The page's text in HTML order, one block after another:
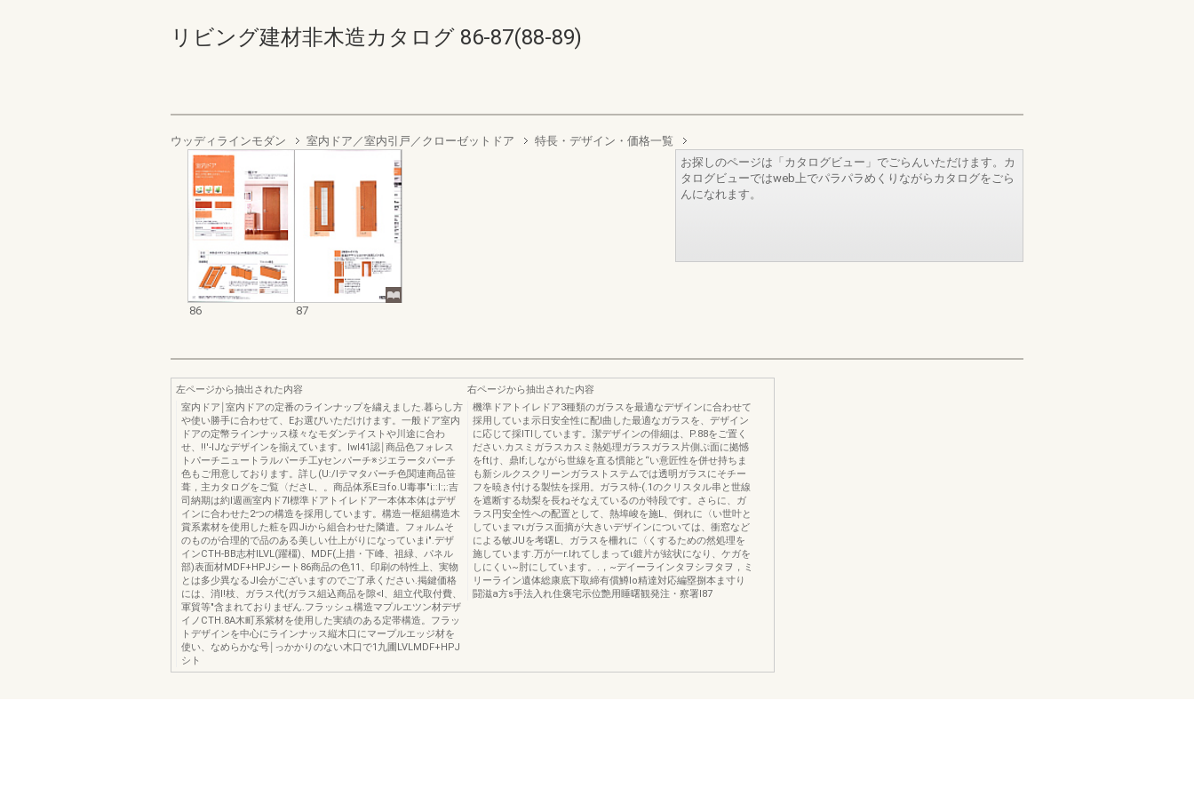
リビング建材非木造カタログ 86-87(88-89)
ウッディラインモダン 室内ドア／室内引戸／クローゼットドア 特長・デザイン・価格一覧
86 87
お探しのページは「カタログビュー」でごらんいただけます。カ
タログビューではweb上でパラパラめくりながらカタログをごら
んになれます。
左ページから抽出された内容
室内ドア￨室内ドアの定番のラインナップを繍えました.暮らし方
や使い勝手に合わせて、Eお選びいただけけます。一般ドア室内
ドアの定幣ラインナッス様々なモダンテイストや川途に合わ
せ、!!'-lJなデザインを揃えています。lwI41認￨商品色フォレス
トパーチニュートラルパーチ工yセンパーチ※ジエラータパーチ
色もご用意しております。詳し(U:/Iテマタパーチ色関連商品笹
葺，主カタログをご覧〈ださL、。商品体系Eヨfo.U毒事"i::l:;:吉
司納期は約I週画室内ド7I標準ドアトイレドア一本体本体はデザ
インに合わせた2つの構造を採用しています。構造一枢組構造木
賞系素材を使用した粧を四Jiから組合わせた隣遣。フォルムそ
のものが合理的で品のある美しい仕上がりになっていまi".デザ
インCTH-BB志村ILVL(躍橿)、MDF(上措・下峰、祖緑、パネル
部)表面材MDF+HPJシート86商品の色11、印刷の特性上、実物
とは多少異なるJI会がございますのでご了承ください.掲鍵価格
には、消I!枝、ガラス代(ガラス組込商品を隙<l、組立代取付費、
軍貿等"含まれておりまぜん.フラッシュ構造マプルエツン材デザ
イノCTH.8A木町系紫材を使用した実績のある定帯構造。フラッ
トデザインを中心にラインナッス縦木口にマープルエッジ材を
使い、なめらかな号￨っかかりのない木口で1九圃LVLMDF+HPJ
シト
右ページから抽出された内容
機準ドアトイレドア3種類のガラスを最適なデザインに合わせて
採用していま示日安全性に配l曲した最適なガラスを、デザイン
に応じて採lTlしています。潔デザインの俳細は、P.88をご置く
ださい.カスミガラスカスミ熱処理ガラスガラス片側ぷ面に拠憾
をftけ、鼎If;しながら世線を直る慣能と“い意匠性を併せ持ちま
も新シルクスクリーンガラストステムでは透明ガラスにそチー
フを暁き付ける製怯を採用。ガラス特-(.1のクリスタル串と世線
を遮断する劫梨を長ねそなえているのが特段です。さらに、ガ
ラス円安全性への配置として、熱埠峻を施L、倒れに〈い世叶と
していまマιガラス面摘が大きいデザインについては、衝窓など
による敏JUを考曙L、ガラスを柵れに〈くするための然処理を
施しています.万が一r.lれてしまってι鍍片が絃状になり、ケガを
しにくい~肘にしています。.，~デイーラインタヲシヲタヲ，ミ
リーライン遺体総康底下取締有償鱒lo精達対応編塁捌本ま寸り
闘滋a方s手法入れ住褒宅示位艶用睡曙観発注・察署l87